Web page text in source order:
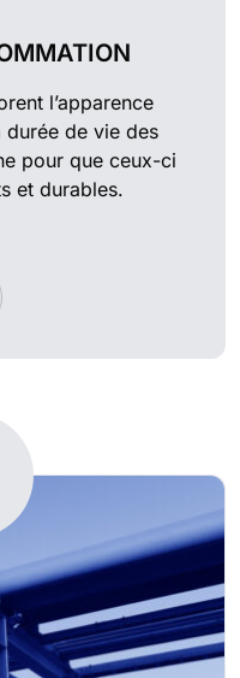
l’apparence
de vie des
pour que ceux-ci
et durables.